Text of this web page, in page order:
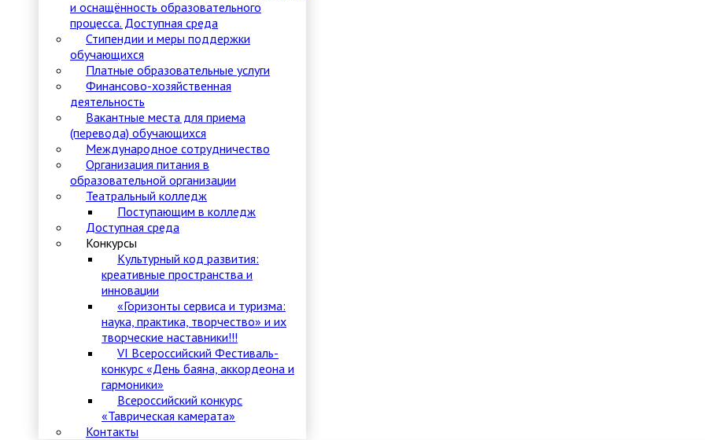
и оснащённость образовательного
процесса. Доступная среда
Стипендии и меры поддержки
обучающихся
Платные образовательные услуги
Финансово-хозяйственная
деятельность
Вакантные места для приема
(перевода) обучающихся
Международное сотрудничество
Организация питания в
образовательной организации
Театральный колледж
Поступающим в колледж
Доступная среда
Конкурсы
Культурный код развития:
креативные пространства и
инновации
«Горизонты сервиса и туризма:
наука, практика, творчество» и их
творческие наставники!!!
VI Всероссийский Фестиваль-
конкурс «День баяна, аккордеона и
гармоники»
Всероссийский конкурс
«Таврическая камерата»
Контакты